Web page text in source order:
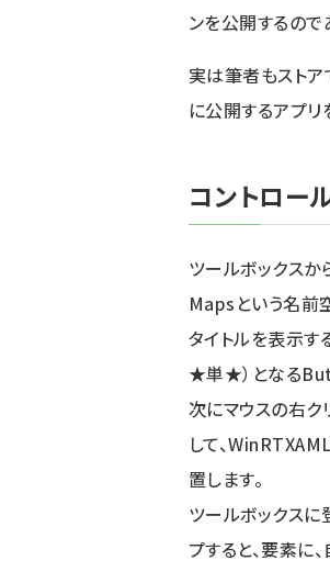
ンを公開するので
実は筆者もストア
に公開するアプリ
コントロー
ツールボックス
Mapsという名前
タイトルを表示す
★単★）となる
次にマウスの右
して、
置します。
ツールボックス
プすると、要素に